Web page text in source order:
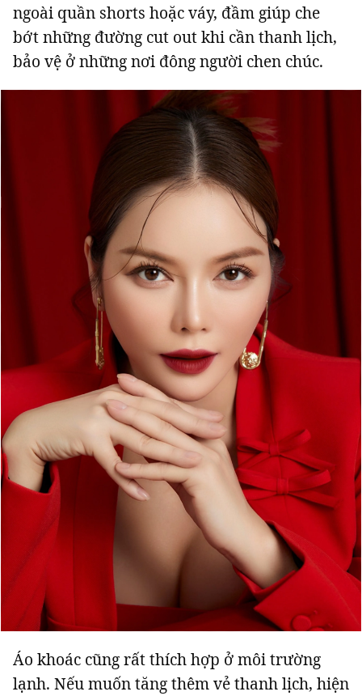
ngoài quần shorts hoặc váy, đầm giúp che
bớt những đường cut out khi cần thanh lịch,
bảo vệ ở những nơi đông người chen chúc.
Áo khoác cũng rất thích hợp ở môi trường
lạnh. Nếu muốn tăng thêm vẻ thanh lịch, hiện